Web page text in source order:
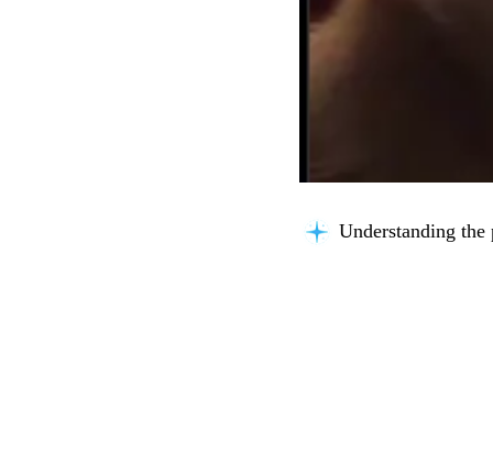
Understanding the